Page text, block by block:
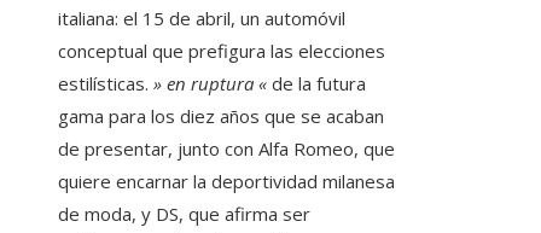
italiana: el 15 de abril, un automóvil
conceptual que prefigura las elecciones
estilísticas. » en ruptura « de la futura
gama para los diez años que se acaban
de presentar, junto con Alfa Romeo, que
quiere encarnar la deportividad milanesa
de moda, y DS, que afirma ser